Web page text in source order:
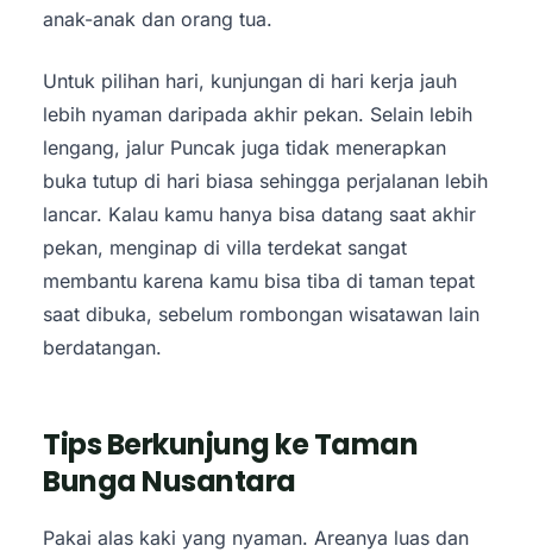
anak-anak dan orang tua.
Untuk pilihan hari, kunjungan di hari kerja jauh
lebih nyaman daripada akhir pekan. Selain lebih
lengang, jalur Puncak juga tidak menerapkan
buka tutup di hari biasa sehingga perjalanan lebih
lancar. Kalau kamu hanya bisa datang saat akhir
pekan, menginap di villa terdekat sangat
membantu karena kamu bisa tiba di taman tepat
saat dibuka, sebelum rombongan wisatawan lain
berdatangan.
Tips Berkunjung ke Taman
Bunga Nusantara
Pakai alas kaki yang nyaman. Areanya luas dan